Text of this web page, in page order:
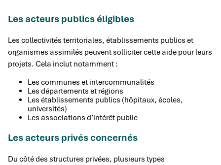
Les acteurs publics éligibles
Les collectivités territoriales, établissements publics et
organismes assimilés peuvent solliciter cette aide pour leurs
projets. Cela inclut notamment :
Les communes et intercommunalités
Les départements et régions
Les établissements publics (hôpitaux, écoles,
universités)
Les associations d’intérêt public
Les acteurs privés concernés
Du côté des structures privées, plusieurs types